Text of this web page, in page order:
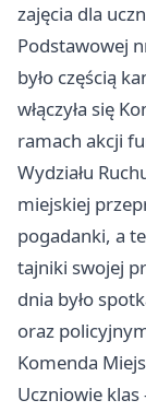
zajęcia dla
Podstawowej
było częścią
włączyła się
ramach akcji
Wydziału
miejskiej
pogadanki, a
tajniki swojej
dnia było
oraz
Komenda
Uczniowie klas